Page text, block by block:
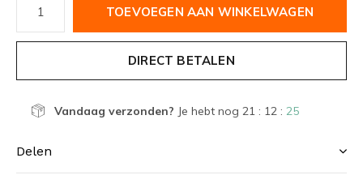
TOEVOEGEN AAN WINKELWAGEN
DIRECT BETALEN
Vandaag verzonden? Je hebt nog 21 : 12 : 25
Delen